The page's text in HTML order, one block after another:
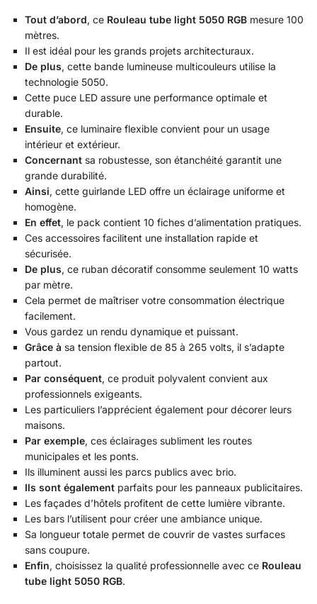
Tout d’abord, ce Rouleau tube light 5050 RGB mesure 100
mètres.
Il est idéal pour les grands projets architecturaux.
De plus, cette bande lumineuse multicouleurs utilise la
technologie 5050.
Cette puce LED assure une performance optimale et
durable.
Ensuite, ce luminaire flexible convient pour un usage
intérieur et extérieur.
Concernant sa robustesse, son étanchéité garantit une
grande durabilité.
Ainsi, cette guirlande LED offre un éclairage uniforme et
homogène.
En effet, le pack contient 10 fiches d’alimentation pratiques.
Ces accessoires facilitent une installation rapide et
sécurisée.
De plus, ce ruban décoratif consomme seulement 10 watts
par mètre.
Cela permet de maîtriser votre consommation électrique
facilement.
Vous gardez un rendu dynamique et puissant.
Grâce à sa tension flexible de 85 à 265 volts, il s’adapte
partout.
Par conséquent, ce produit polyvalent convient aux
professionnels exigeants.
Les particuliers l’apprécient également pour décorer leurs
maisons.
Par exemple, ces éclairages subliment les routes
municipales et les ponts.
Ils illuminent aussi les parcs publics avec brio.
Ils sont également parfaits pour les panneaux publicitaires.
Les façades d’hôtels profitent de cette lumière vibrante.
Les bars l’utilisent pour créer une ambiance unique.
Sa longueur totale permet de couvrir de vastes surfaces
sans coupure.
Enfin, choisissez la qualité professionnelle avec ce Rouleau
tube light 5050 RGB.